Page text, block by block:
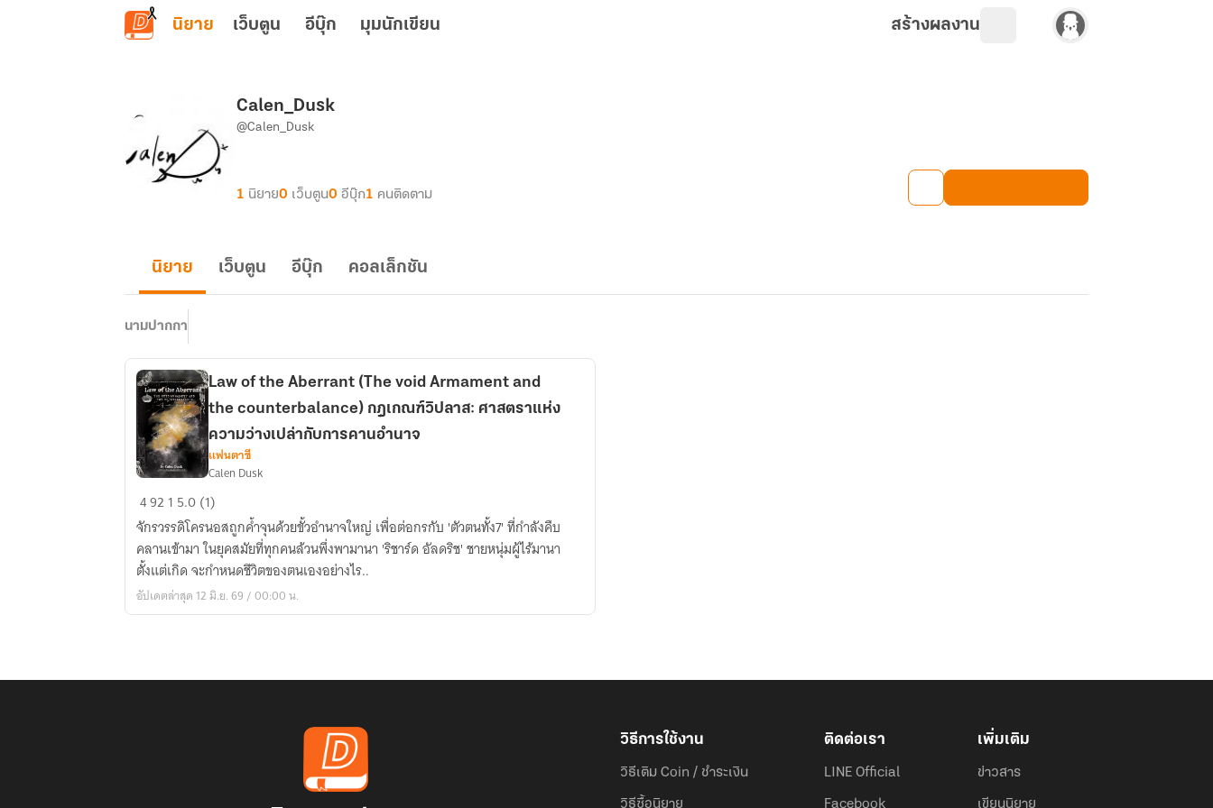
ข้ามไปยังเนื้อหาหลัก
นิยาย เว็บตูน อีบุ๊ก มุมนักเขียน สร้างผลงาน
Calen_Dusk
@Calen_Dusk
1 นิยาย0 เว็บตูน0 อีบุ๊ก1 คนติดตาม
นิยาย เว็บตูน อีบุ๊ก คอลเล็กชัน
นามปากกา
of
the
Aberrant
(The
void
Armament
counterbalance)
Law of the Aberrant (The void Armament and
the counterbalance) กฎเกณฑ์วิปลาส: ศาสตราแห่ง
ความว่างเปล่ากับการคานอำนาจ
แฟนตาซี
Calen Dusk
492 1 5.0 (1)
จักรวรรดิโครนอสถูกค้ำจุนด้วยขั้วอำนาจใหญ่ เพื่อต่อกรกับ 'ตัวตนทั้ง7' ที่กำลังคืบ
คลานเข้ามา ในยุคสมัยที่ทุกคนล้วนพึ่งพามานา 'ริชาร์ด อัลดริช' ชายหนุ่มผู้ไร้มานา
ตั้งแต่เกิด จะกำหนดชีวิตของตนเองอย่างไร..
อัปเดตล่าสุด 12 มิ.ย. 69 / 00:00 น.
วิธีการใช้งาน
วิธีเติม Coin / ชำระเงิน
วิธีซื้อนิยาย
ติดต่อเรา
LINE Official
Facebook
เพิ่มเติม
ข่าวสาร
เขียนนิยาย